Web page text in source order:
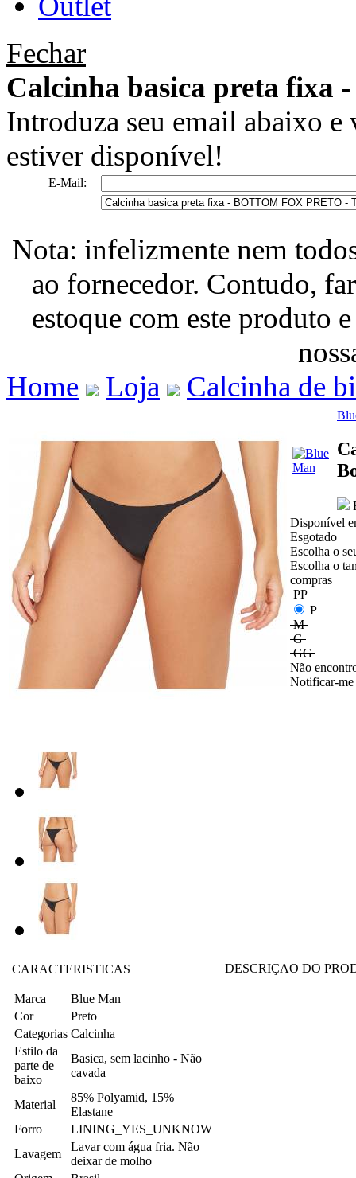
Fechar
Calcinha basica preta fixa
Introduza seu email abaixo
estiver disponível!
E-Mail:
Nota: infelizmente nem
ao fornecedor. Contudo,
estoque com este produto
Home
Loja Calcinha de
Disponível
Esgotado
Escolha o
Escolha o
compras
PP
P
M
G
GG
Não
Notificar-me
CARACTERISTICAS
Marca
Blue Man
Cor
Preto
Categorias Calcinha
Estilo da
parte de
baixo
Basica, sem lacinho - Não
cavada
Material
85% Polyamid, 15%
Elastane
Forro
LINING_YES_UNKNOW
Lavagem
Lavar com água fria. Não
deixar de molho
DESCRIÇAO DO